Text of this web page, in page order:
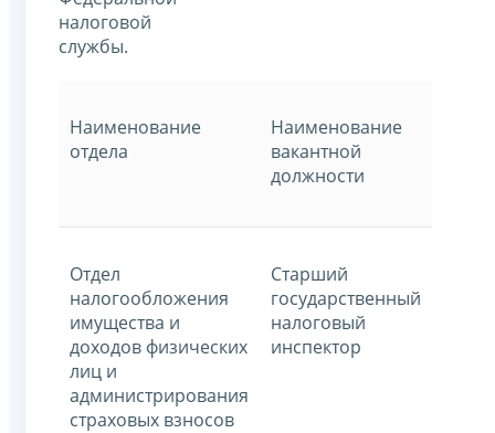
налоговой
службы.
Наименование
отдела
Наименование
вакантной
должности
Отдел
налогообложения
имущества и
доходов физических
лиц и
администрирования
страховых взносов
Старший
государственный
налоговый
инспектор